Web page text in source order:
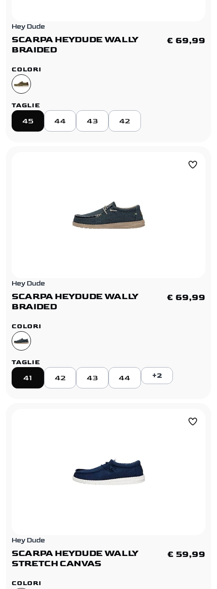
Hey Dude
SCARPA HEYDUDE WALLY
BRAIDED
€ 69,99
COLORI
TAGLIE
45 44 43 42
Hey Dude
SCARPA HEYDUDE WALLY
BRAIDED
€ 69,99
COLORI
TAGLIE
41 42 43 44 +2
Hey Dude
SCARPA HEYDUDE WALLY
STRETCH CANVAS
€ 59,99
COLORI